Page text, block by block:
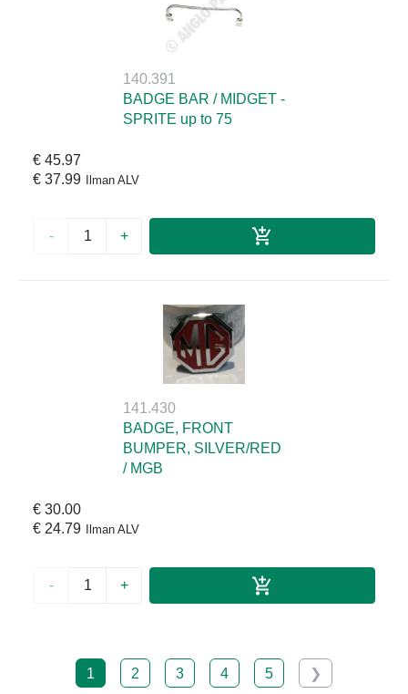
140.391
BADGE BAR / MIDGET -
SPRITE up to 75
€ 45.97
€ 37.99
Ilman ALV
- +
141.430
BADGE, FRONT
BUMPER, SILVER/RED
/ MGB
€ 30.00
€ 24.79
Ilman ALV
- +
1 2 3 4 5 ❯